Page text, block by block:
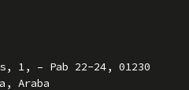
1, – Pab 22-24, 01230
Araba